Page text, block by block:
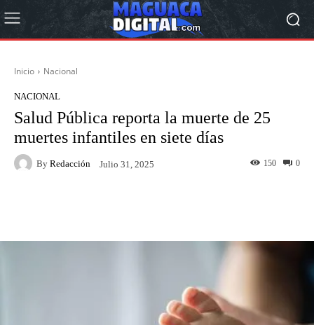
Inicio Nacional
NACIONAL
Salud Pública reporta la muerte de 25
muertes infantiles en siete días
By Redacción Julio 31, 2025 0
150